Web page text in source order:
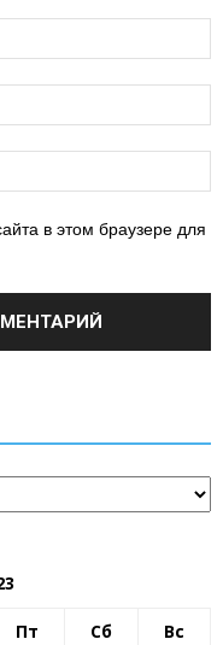
в этом браузере для
Пт Сб Вс